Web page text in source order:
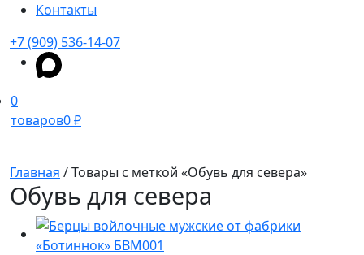
Контакты
+7 (909) 536-14-07
0
товаров0 ₽
Главная / Товары с меткой «Обувь для севера»
Обувь для севера